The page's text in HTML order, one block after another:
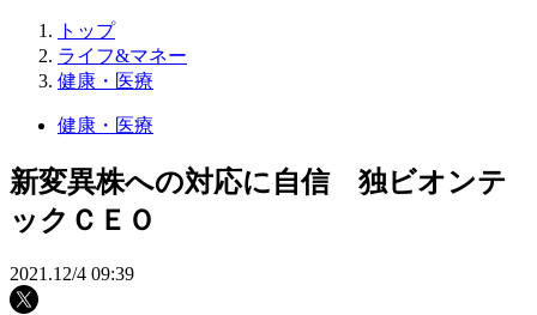
トップ
ライフ&マネー
健康・医療
健康・医療
新変異株への対応に自信 独ビオンテ
ックＣＥＯ
2021.12/4 09:39